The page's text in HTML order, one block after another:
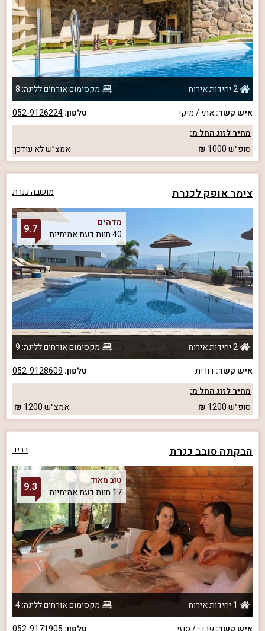
2 יחידות אירוח
מקסימום אורחים ללינה: 8
איש קשר:אתי / מיקי טלפון:052-9126224
מחיר לזוג החל מ:
סופ״ש1000 אמצ״שלא עודכן
צימר אופק לכנרת מושבה כנרת
מדהים
40 חוות דעת אמיתיות
9.7
2 יחידות אירוח
מקסימום אורחים ללינה: 9
איש קשר: דורית טלפון: 052-9128609
מחיר לזוג החל מ:
סופ״ש1200 אמצ״ש1200
הבקתה סובב כנרת רביד
טוב מאוד
17 חוות דעת אמיתיות
9.3
1 יחידות אירוח
מקסימום אורחים ללינה: 4